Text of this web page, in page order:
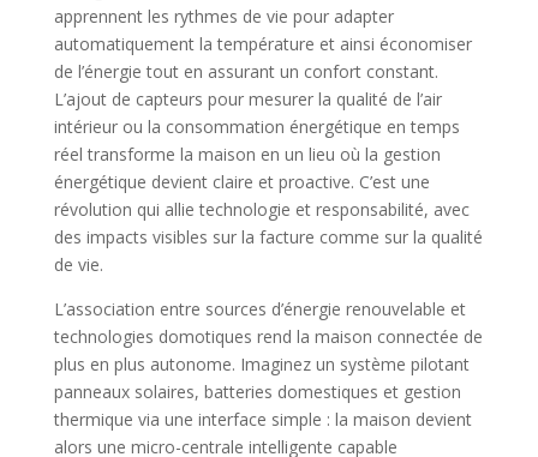
apprennent les rythmes de vie pour adapter
automatiquement la température et ainsi économiser
de l’énergie tout en assurant un confort constant.
L’ajout de capteurs pour mesurer la qualité de l’air
intérieur ou la consommation énergétique en temps
réel transforme la maison en un lieu où la gestion
énergétique devient claire et proactive. C’est une
révolution qui allie technologie et responsabilité, avec
des impacts visibles sur la facture comme sur la qualité
de vie.
L’association entre sources d’énergie renouvelable et
technologies domotiques rend la maison connectée de
plus en plus autonome. Imaginez un système pilotant
panneaux solaires, batteries domestiques et gestion
thermique via une interface simple : la maison devient
alors une micro-centrale intelligente capable